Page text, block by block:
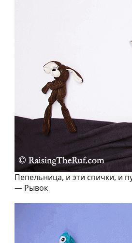
Пепельница, и эти спички, и
— Рывок